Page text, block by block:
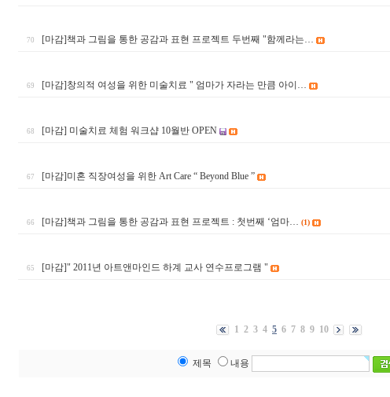
70 [마감]책과 그림을 통한 공감과 표현 프로젝트 두번째 "함께라는…
69 [마감]창의적 여성을 위한 미술치료 " 엄마가 자라는 만큼 아이…
68 [마감] 미술치료 체험 워크샵 10월반 OPEN
67 [마감]미혼 직장여성을 위한 Art Care “ Beyond Blue ”
66 [마감]책과 그림을 통한 공감과 표현 프로젝트 : 첫번째 ‘엄마… (1)
65 [마감]" 2011년 아트앤마인드 하계 교사 연수프로그램 "
1 2 3 4 5 6 7 8 9 10
제목 내용